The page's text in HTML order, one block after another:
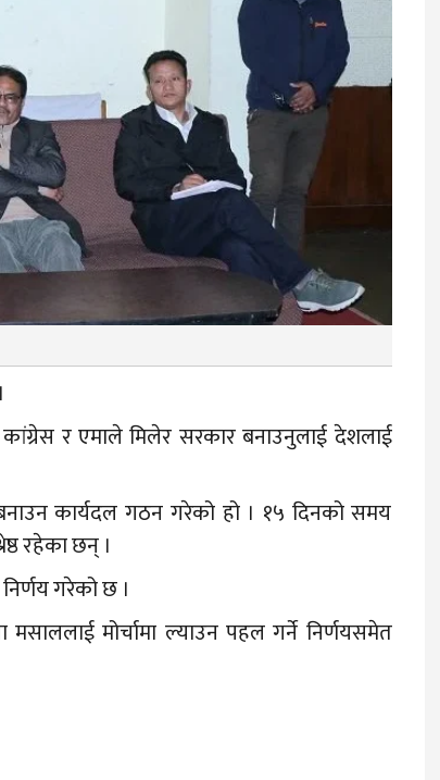
र एमाले मिलेर सरकार बनाउनुलाई देशलाई
बनाउन कार्यदल गठन गरेको हो । १५ दिनको समय
रहेका छन् ।
गरेको छ ।
मोर्चामा ल्याउन पहल गर्ने निर्णयसमेत